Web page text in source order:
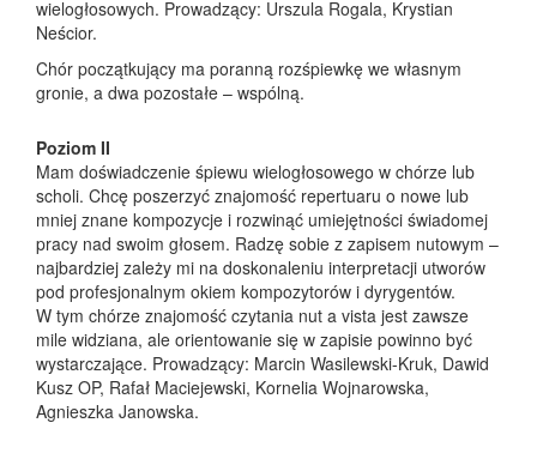
wielogłosowych. Prowadzący: Urszula Rogala, Krystian
Neścior.
Chór początkujący ma poranną rozśpiewkę we własnym
gronie, a dwa pozostałe – wspólną.
Poziom II
Mam doświadczenie śpiewu wielogłosowego w chórze lub
scholi. Chcę poszerzyć znajomość repertuaru o nowe lub
mniej znane kompozycje i rozwinąć umiejętności świadomej
pracy nad swoim głosem. Radzę sobie z zapisem nutowym –
najbardziej zależy mi na doskonaleniu interpretacji utworów
pod profesjonalnym okiem kompozytorów i dyrygentów.
W tym chórze znajomość czytania nut a vista jest zawsze
mile widziana, ale orientowanie się w zapisie powinno być
wystarczające. Prowadzący: Marcin Wasilewski-Kruk, Dawid
Kusz OP, Rafał Maciejewski, Kornelia Wojnarowska,
Agnieszka Janowska.